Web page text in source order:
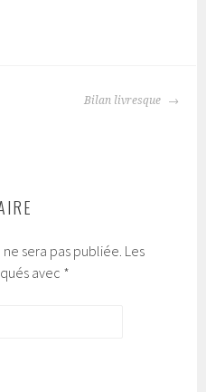
Bilan livresque
sera pas publiée. Les
avec *